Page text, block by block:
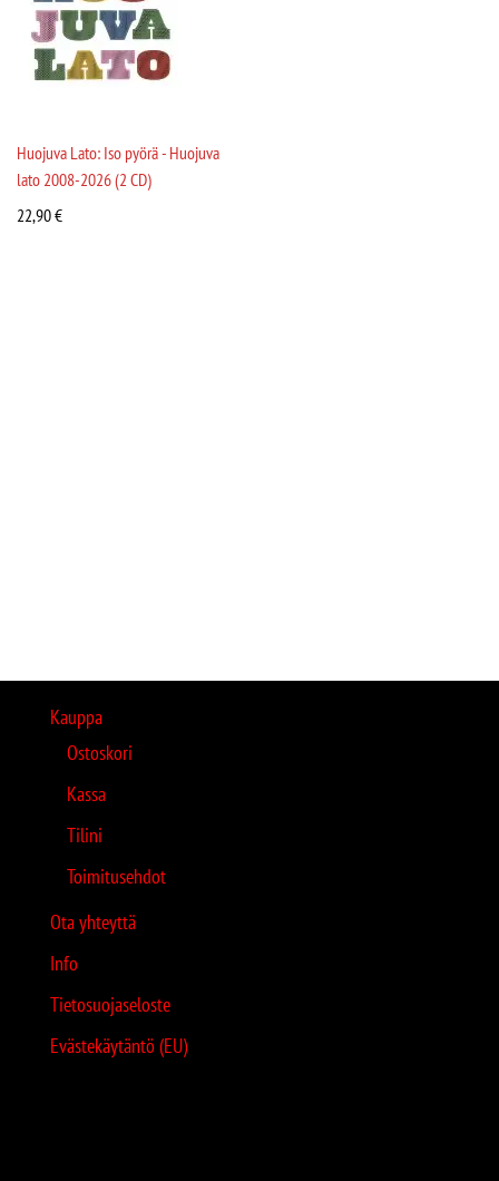
Huojuva Lato: Iso pyörä - Huojuva
lato 2008-2026 (2 CD)
22,90€
Kauppa
Ostoskori
Kassa
Tilini
Toimitusehdot
Ota yhteyttä
Info
Tietosuojaseloste
Evästekäytäntö (EU)